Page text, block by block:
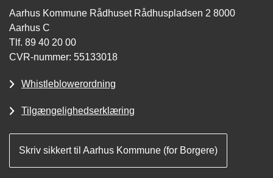
Aarhus Kommune Rådhuset Rådhuspladsen 2 8000
Aarhus C
Tlf. 89 40 20 00
CVR-nummer: 55133018
Whistleblowerordning
Tilgængelighedserklæring
Skriv sikkert til Aarhus Kommune (for Borgere)